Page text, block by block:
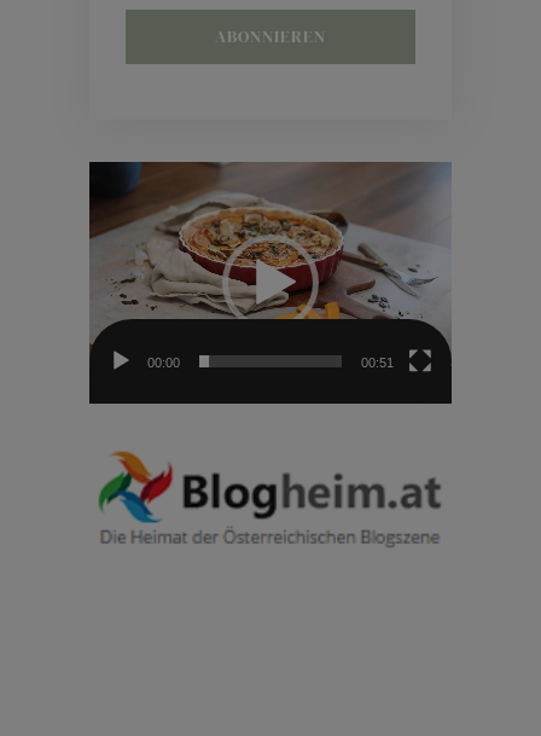
Video-
00:00 00:51